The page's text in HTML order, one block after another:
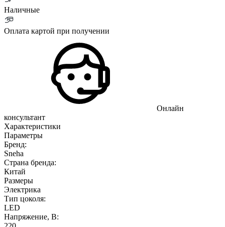
Наличные
Оплата картой при получении
Онлайн
консультант
Характеристики
Параметры
Бренд:
Sneha
Страна бренда:
Китай
Размеры
Электрика
Тип цоколя:
LED
Напряжение, В: